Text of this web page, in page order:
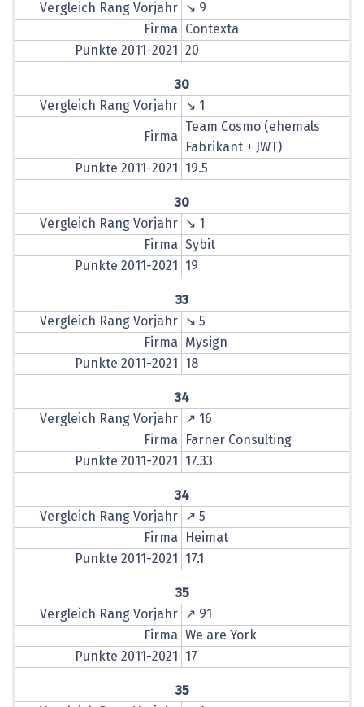
Vergleich Rang Vorjahr
↘ 9
Firma
Contexta
Punkte 2011-2021
20
30
Vergleich Rang Vorjahr
↘ 1
Firma
Team Cosmo (ehemals
Fabrikant + JWT)
Punkte 2011-2021
19.5
30
Vergleich Rang Vorjahr
↘ 1
Firma
Sybit
Punkte 2011-2021
19
33
Vergleich Rang Vorjahr
↘ 5
Firma
Mysign
Punkte 2011-2021
18
34
Vergleich Rang Vorjahr
↗ 16
Firma
Farner Consulting
Punkte 2011-2021
17.33
34
Vergleich Rang Vorjahr
↗ 5
Firma
Heimat
Punkte 2011-2021
17.1
35
Vergleich Rang Vorjahr
↗ 91
Firma
We are York
Punkte 2011-2021
17
35